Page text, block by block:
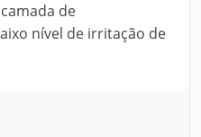
de
nível de irritação de